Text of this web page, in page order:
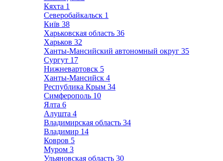
Кяхта 1
Северобайкальск 1
Київ 38
Харьковская область 36
Харьков 32
Ханты-Мансийский автономный округ 35
Сургут 17
Нижневартовск 5
Ханты-Мансийск 4
Республика Крым 34
Симферополь 10
Ялта 6
Алушта 4
Владимирская область 34
Владимир 14
Ковров 5
Муром 3
Ульяновская область 30